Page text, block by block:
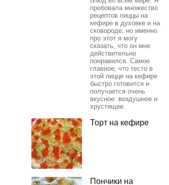
пробовала множество
рецептов пиццы на
кефире в духовке и на
сковороде, но именно
про этот я могу
сказать, что он мне
действительно
понравился. Самое
главное, что тесто в
этой пицце на кефире
быстро готовится и
получается очень
вкусное: воздушное и
хрустящее.
Торт на кефире
Пончики на